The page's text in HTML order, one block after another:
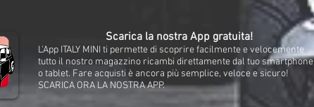
Scarica la nostra App gratuita!
L'App ITALY MINI ti permette di scoprire facilmente e velocemente
tutto il nostro magazzino ricambi direttamente dal tuo smartphone
o tablet. Fare acquisti è ancora più semplice, veloce e sicuro!
SCARICA ORA LA NOSTRA APP.